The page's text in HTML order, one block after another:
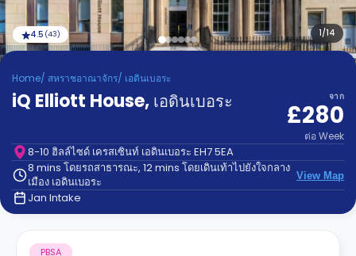
Refer
And
Earn
Become
Partner
Help
and
Contact
us
How
It
Works
1/14
4.5 (43)
Home/ สหราชอาณาจักร/ เอดินเบอระ
iQ Elliott House, เอดินเบอระ จาก
£280
ต่อ Week
8-10 ฮิลล์ไซด์ เครสเซินท์ เอดินเบอระ EH7 5EA
8 mins โดยรถสาธารณะ, 12 mins โดยเดินเท้าไปยังใจกลาง
เมือง เอดินเบอระ
View Map
Jan Intake
PBSA